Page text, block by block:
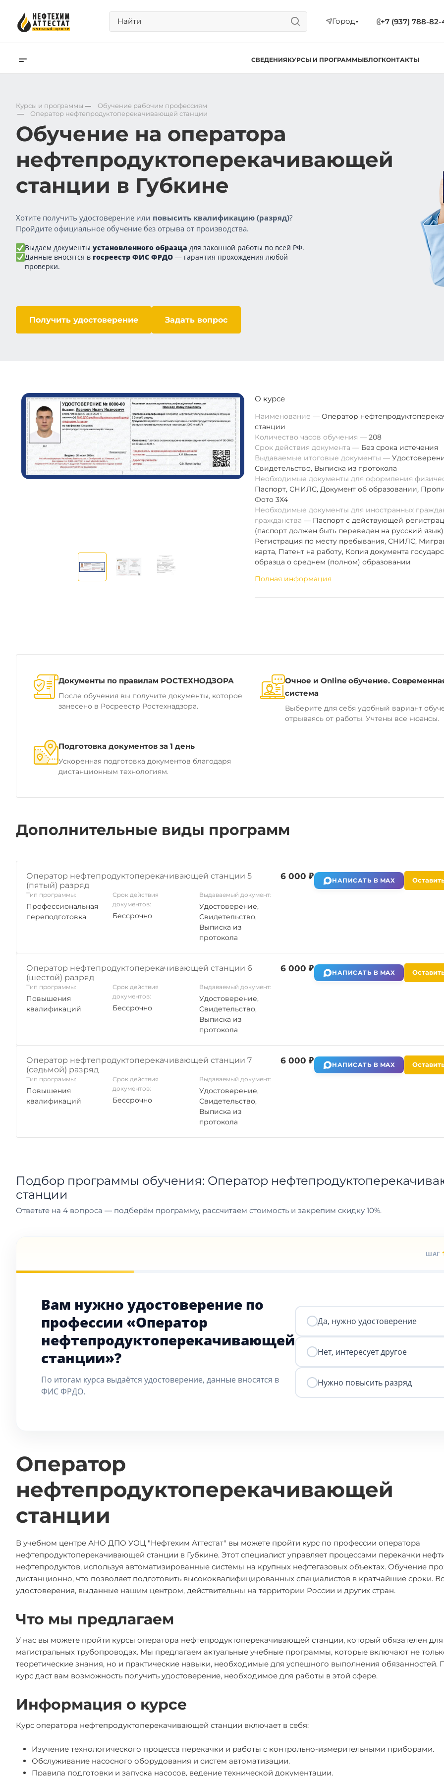
Город +7 (937) 788-82-
СВЕДЕНИЯКУРСЫ И ПРОГРАММЫБЛОГКОНТАКТЫ
Курсы и программы —
Обучение рабочим профессиям
—
Оператор нефтепродуктоперекачивающей станции
Обучение на оператора
нефтепродуктоперекачивающей
станции в Губкине
Хотите получить удостоверение или повысить квалификацию (разряд)?
Пройдите официальное обучение без отрыва от производства.
Выдаем документы установленного образца для законной работы по всей РФ.
Данные вносятся в госреестр ФИС ФРДО — гарантия прохождения любой
проверки.
Получить удостоверение Задать вопрос
О курсе
Наименование
Оператор
станции
Количество часов обучения
208
Срок действия документа
Без срока истечения
Выдаваемые итоговые документы
Свидетельство, Выписка из протокола
Необходимые документы для оформления
Паспорт, СНИЛС, Документ об образовании,
Фото 3Х4
Необходимые документы для иностранных
гражданства
Паспорт с действующей
(паспорт должен быть переведен на русский
Регистрация по месту пребывания, СНИЛС,
карта, Патент на работу, Копия документа
образца о среднем (полном) образовании
Полная информация
Документы по правилам РОСТЕХНОДЗОРА
После обучения вы получите документы, которое
занесено в Росреестр Ростехнадзора.
Очное и Online обучение.
система
Выберите для себя удобный вариант
отрываясь от работы. Учтены все нюансы.
Подготовка документов за 1 день
Ускоренная подготовка документов благодаря
дистанционным технологиям.
Дополнительные виды программ
Оператор нефтепродуктоперекачивающей станции 5
(пятый) разряд
Тип программы:
Профессиональная
переподготовка
Срок действия
документов:
Бессрочно
Выдаваемый документ:
Удостоверение,
Свидетельство,
Выписка из
протокола
6 000 ₽ НАПИСАТЬ В MAX
Оператор нефтепродуктоперекачивающей станции 6
(шестой) разряд
Тип программы:
Повышения
квалификаций
Срок действия
документов:
Бессрочно
Выдаваемый документ:
Удостоверение,
Свидетельство,
Выписка из
протокола
6 000 ₽ НАПИСАТЬ В MAX
Оператор нефтепродуктоперекачивающей станции 7
(седьмой) разряд
Тип программы:
Повышения
квалификаций
Срок действия
документов:
Бессрочно
Выдаваемый документ:
Удостоверение,
Свидетельство,
Выписка из
протокола
6 000 ₽ НАПИСАТЬ В MAX
Подбор программы обучения: Оператор
станции
Ответьте на 4 вопроса — подберём программу, рассчитаем стоимость и закрепим скидку 10%.
ШАГ
Вам нужно удостоверение по
профессии «Оператор
нефтепродуктоперекачивающей
станции»?
По итогам курса выдаётся удостоверение, данные вносятся в
ФИС ФРДО.
Да, нужно удостоверение
Нет, интересует другое
Нужно повысить разряд
Оператор
нефтепродуктоперекачивающей
станции
В учебном центре АНО ДПО УОЦ "Нефтехим Аттестат" вы можете пройти курс по профессии оператора
нефтепродуктоперекачивающей станции в Губкине. Этот специалист управляет процессами перекачки
нефтепродуктов, используя автоматизированные системы на крупных нефтегазовых объектах. Обучение
дистанционно, что позволяет подготовить высококвалифицированных специалистов в кратчайшие сроки.
удостоверения, выданные нашим центром, действительны на территории России и других стран.
Что мы предлагаем
У нас вы можете пройти курсы оператора нефтепродуктоперекачивающей станции, который обязателен
магистральных трубопроводах. Мы предлагаем актуальные учебные программы, которые включают не
теоретические знания, но и практические навыки, необходимые для успешного выполнения обязанностей.
курс даст вам возможность получить удостоверение, необходимое для работы в этой сфере.
Информация о курсе
Курс оператора нефтепродуктоперекачивающей станции включает в себя:
Изучение технологического процесса перекачки и работы с контрольно-измерительными приборами.
Обслуживание насосного оборудования и систем автоматизации.
Правила подготовки и запуска насосов, ведение технической документации.